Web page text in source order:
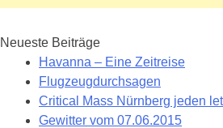
Neueste Beiträge
Havanna – Eine Zeitreise
Flugzeugdurchsagen
Critical Mass Nürnberg jeden
Gewitter vom 07.06.2015